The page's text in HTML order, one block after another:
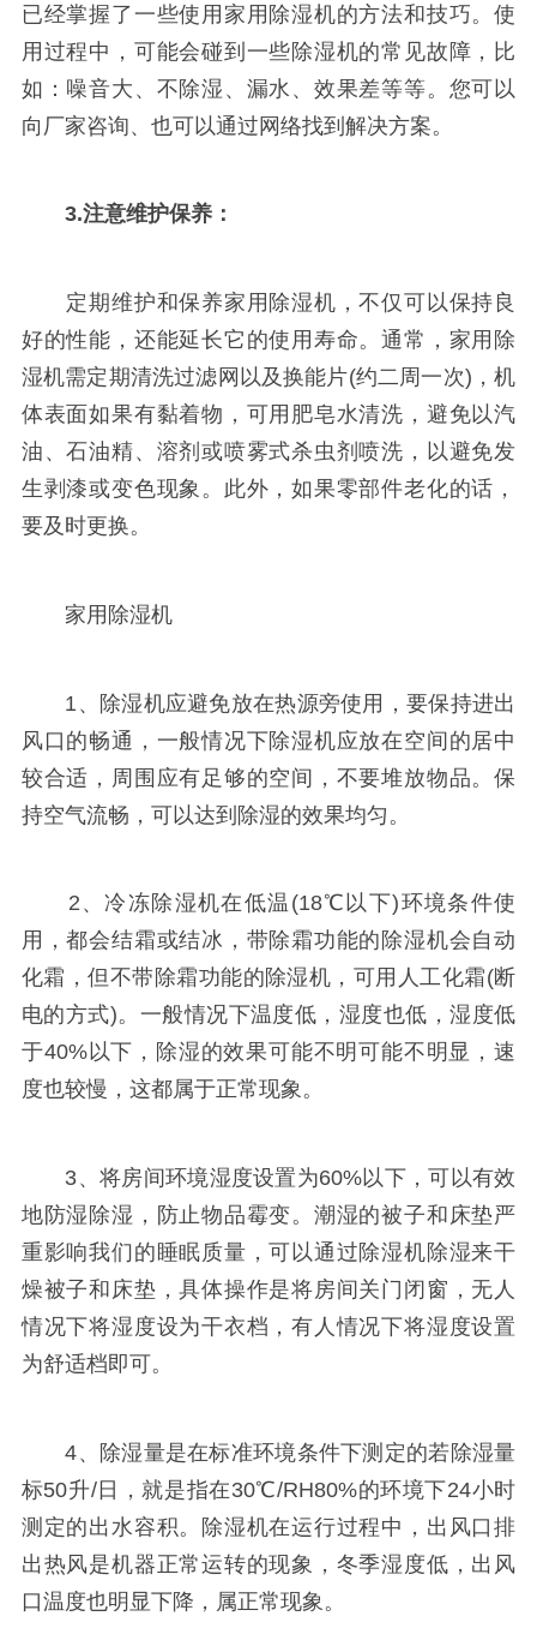
已经掌握了一些使用家用除湿机的方法和技巧。使
用过程中，可能会碰到一些除湿机的常见故障，比
如：噪音大、不除湿、漏水、效果差等等。您可以
向厂家咨询、也可以通过网络找到解决方案。
3.注意维护保养：
定期维护和保养家用除湿机，不仅可以保持良
好的性能，还能延长它的使用寿命。通常，家用除
湿机需定期清洗过滤网以及换能片(约二周一次)，机
体表面如果有黏着物，可用肥皂水清洗，避免以汽
油、石油精、溶剂或喷雾式杀虫剂喷洗，以避免发
生剥漆或变色现象。此外，如果零部件老化的话，
要及时更换。
家用除湿机
1、除湿机应避免放在热源旁使用，要保持进出
风口的畅通，一般情况下除湿机应放在空间的居中
较合适，周围应有足够的空间，不要堆放物品。保
持空气流畅，可以达到除湿的效果均匀。
2、冷冻除湿机在低温(18℃以下)环境条件使
用，都会结霜或结冰，带除霜功能的除湿机会自动
化霜，但不带除霜功能的除湿机，可用人工化霜(断
电的方式)。一般情况下温度低，湿度也低，湿度低
于40%以下，除湿的效果可能不明可能不明显，速
度也较慢，这都属于正常现象。
3、将房间环境湿度设置为60%以下，可以有效
地防湿除湿，防止物品霉变。潮湿的被子和床垫严
重影响我们的睡眠质量，可以通过除湿机除湿来干
燥被子和床垫，具体操作是将房间关门闭窗，无人
情况下将湿度设为干衣档，有人情况下将湿度设置
为舒适档即可。
4、除湿量是在标准环境条件下测定的若除湿量
标50升/日，就是指在30℃/RH80%的环境下24小时
测定的出水容积。除湿机在运行过程中，出风口排
出热风是机器正常运转的现象，冬季湿度低，出风
口温度也明显下降，属正常现象。